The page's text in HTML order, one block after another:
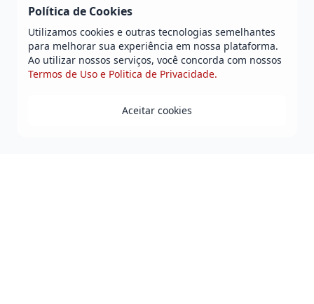
Política de Cookies
Utilizamos cookies e outras tecnologias semelhantes
para melhorar sua experiência em nossa plataforma.
Ao utilizar nossos serviços, você concorda com nossos
Termos de Uso e Politica de Privacidade.
Aceitar cookies